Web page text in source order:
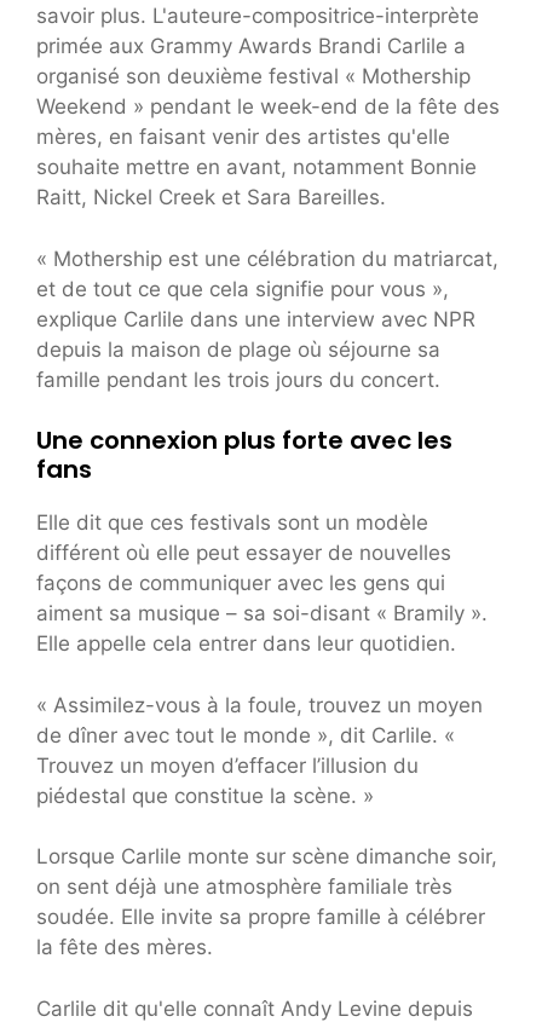
savoir plus. L'auteure-compositrice-interprète
primée aux Grammy Awards Brandi Carlile a
organisé son deuxième festival « Mothership
Weekend » pendant le week-end de la fête des
mères, en faisant venir des artistes qu'elle
souhaite mettre en avant, notamment Bonnie
Raitt, Nickel Creek et Sara Bareilles.
« Mothership est une célébration du matriarcat,
et de tout ce que cela signifie pour vous »,
explique Carlile dans une interview avec NPR
depuis la maison de plage où séjourne sa
famille pendant les trois jours du concert.
Une connexion plus forte avec les
fans
Elle dit que ces festivals sont un modèle
différent où elle peut essayer de nouvelles
façons de communiquer avec les gens qui
aiment sa musique – sa soi-disant « Bramily ».
Elle appelle cela entrer dans leur quotidien.
« Assimilez-vous à la foule, trouvez un moyen
de dîner avec tout le monde », dit Carlile. «
Trouvez un moyen d’effacer l’illusion du
piédestal que constitue la scène. »
Lorsque Carlile monte sur scène dimanche soir,
on sent déjà une atmosphère familiale très
soudée. Elle invite sa propre famille à célébrer
la fête des mères.
Carlile dit qu'elle connaît Andy Levine depuis